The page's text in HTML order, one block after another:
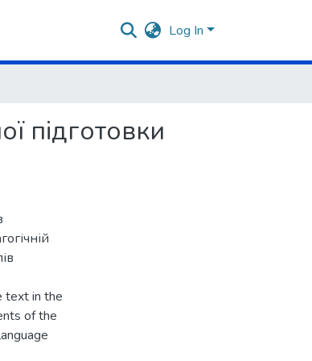
Log In
підготовки
text in the
of the